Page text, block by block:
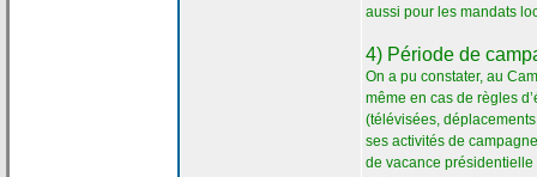
aussi pour les mandats
4) Période de
On a pu constater, au
même en cas de règles
(télévisées,
ses activités de
de vacance